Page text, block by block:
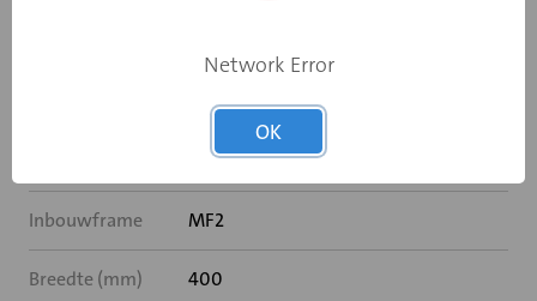
Nee
Inbouwframe MF2
Breedte (mm) 400
Network Error
OK